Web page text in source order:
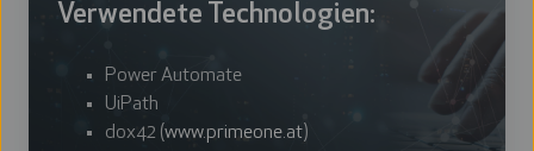
Verwendete Technologien:
Power Automate
UiPath
dox42 (www.primeone.at)